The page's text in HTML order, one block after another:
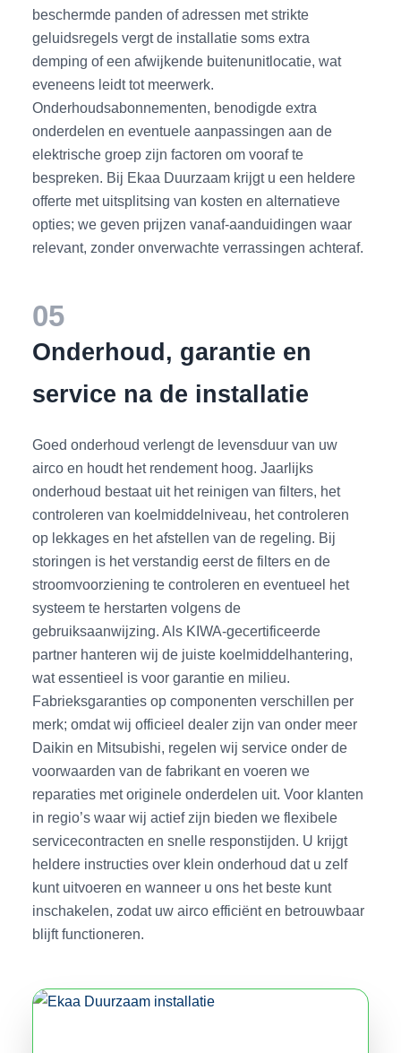
beschermde panden of adressen met strikte
geluidsregels vergt de installatie soms extra
demping of een afwijkende buitenunitlocatie, wat
eveneens leidt tot meerwerk.
Onderhoudsabonnementen, benodigde extra
onderdelen en eventuele aanpassingen aan de
elektrische groep zijn factoren om vooraf te
bespreken. Bij Ekaa Duurzaam krijgt u een heldere
offerte met uitsplitsing van kosten en alternatieve
opties; we geven prijzen vanaf-aanduidingen waar
relevant, zonder onverwachte verrassingen achteraf.
05
Onderhoud, garantie en
service na de installatie
Goed onderhoud verlengt de levensduur van uw
airco en houdt het rendement hoog. Jaarlijks
onderhoud bestaat uit het reinigen van filters, het
controleren van koelmiddelniveau, het controleren
op lekkages en het afstellen van de regeling. Bij
storingen is het verstandig eerst de filters en de
stroomvoorziening te controleren en eventueel het
systeem te herstarten volgens de
gebruiksaanwijzing. Als KIWA-gecertificeerde
partner hanteren wij de juiste koelmiddelhante­ring,
wat essentieel is voor garantie en milieu.
Fabrieksgaranties op componenten verschillen per
merk; omdat wij officieel dealer zijn van onder meer
Daikin en Mitsubishi, regelen wij service onder de
voorwaarden van de fabrikant en voeren we
reparaties met originele onderdelen uit. Voor klanten
in regio’s waar wij actief zijn bieden we flexibele
servicecontracten en snelle responstijden. U krijgt
heldere instructies over klein onderhoud dat u zelf
kunt uitvoeren en wanneer u ons het beste kunt
inschakelen, zodat uw airco efficiënt en betrouwbaar
blijft functioneren.